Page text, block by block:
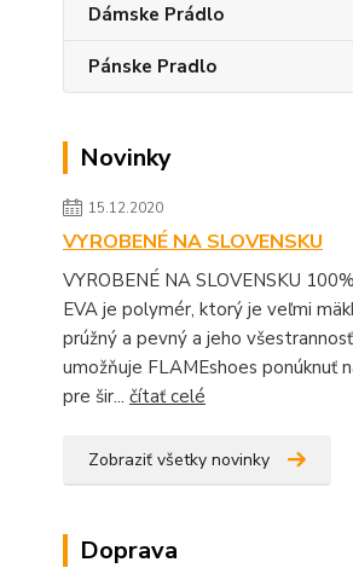
Dámske Prádlo
Pánske Pradlo
Novinky
15.12.2020
VYROBENÉ NA SLOVENSKU
VYROBENÉ NA SLOVENSKU
EVA je polymér, ktorý je veľmi
prúžný a pevný a jeho všestrannosť
umožňuje FLAMEshoes ponúknuť
pre šir... čítať celé
Zobraziť všetky novinky
Doprava